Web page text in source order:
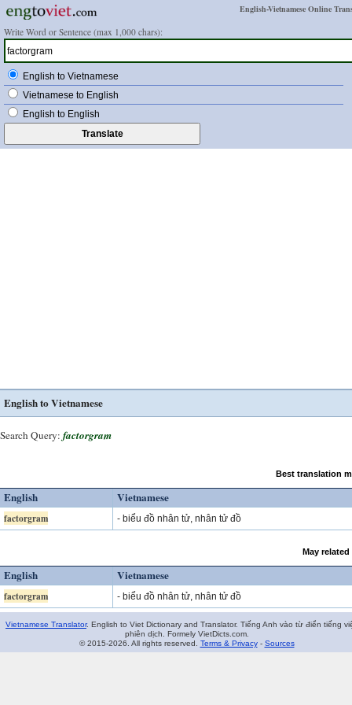
English-Vietnamese Online
Write Word or Sentence (max 1,000 chars):
English to Vietnamese
Vietnamese to English
English to English
English to Vietnamese
Search Query: factorgram
Best translation
English Vietnamese
factorgram - biểu đồ nhân tử, nhân tử đồ
May
English Vietnamese
factorgram - biểu đồ nhân tử, nhân tử đồ
Vietnamese Translator. English to Viet Dictionary and Translator. Tiếng Anh vào từ điển tiếng
phiên dịch. Formely VietDicts.com.
© 2015-2026. All rights reserved. Terms & Privacy- Sources